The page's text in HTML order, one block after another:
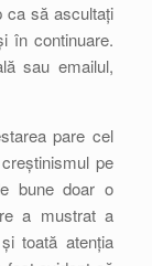
ca să ascultați
în continuare.
sau emailul,
pare cel
pe
bune doar o
a mustrat a
toată atenția